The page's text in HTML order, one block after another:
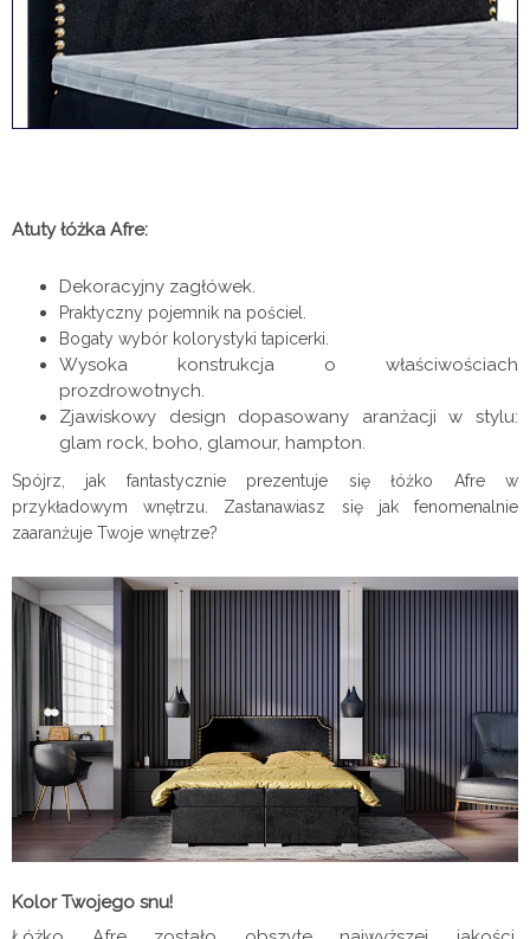
Atuty łóżka Afre:
Dekoracyjny zagłówek.
Praktyczny pojemnik na pościel.
Bogaty wybór kolorystyki tapicerki.
Wysoka konstrukcja o właściwościach
prozdrowotnych.
Zjawiskowy design dopasowany aranżacji w stylu:
glam rock, boho, glamour, hampton.
Spójrz, jak fantastycznie prezentuje się łóżko Afre w
przykładowym wnętrzu. Zastanawiasz się jak fenomenalnie
zaaranżuje Twoje wnętrze?
Kolor Twojego snu!